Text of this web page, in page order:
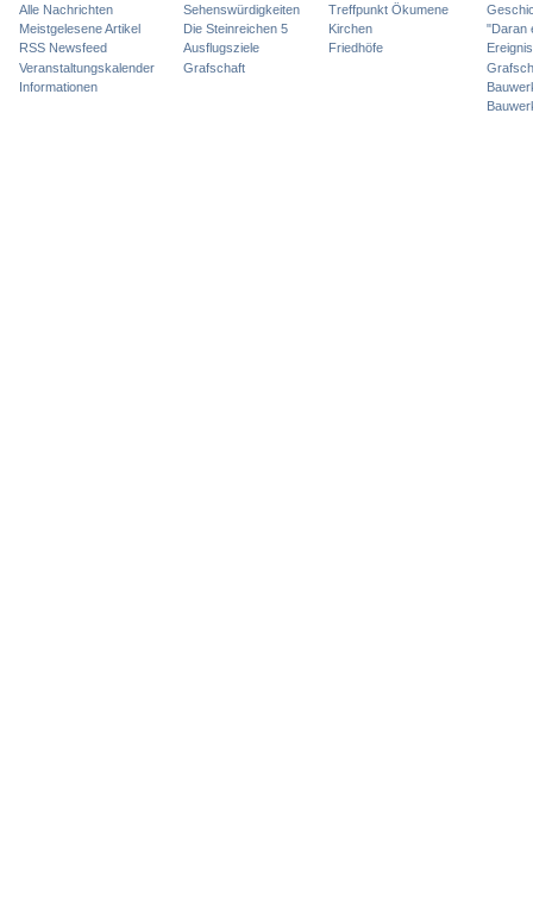
Alle Nachrichten
Meistgelesene Artikel
RSS Newsfeed
Veranstaltungskalender
Informationen
Sehenswürdigkeiten
Die Steinreichen 5
Ausflugsziele
Grafschaft
Treffpunkt Ökumene
Kirchen
Friedhöfe
"Daran